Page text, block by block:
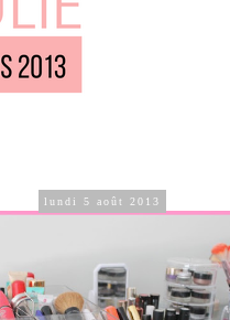
lundi 5 août 2013